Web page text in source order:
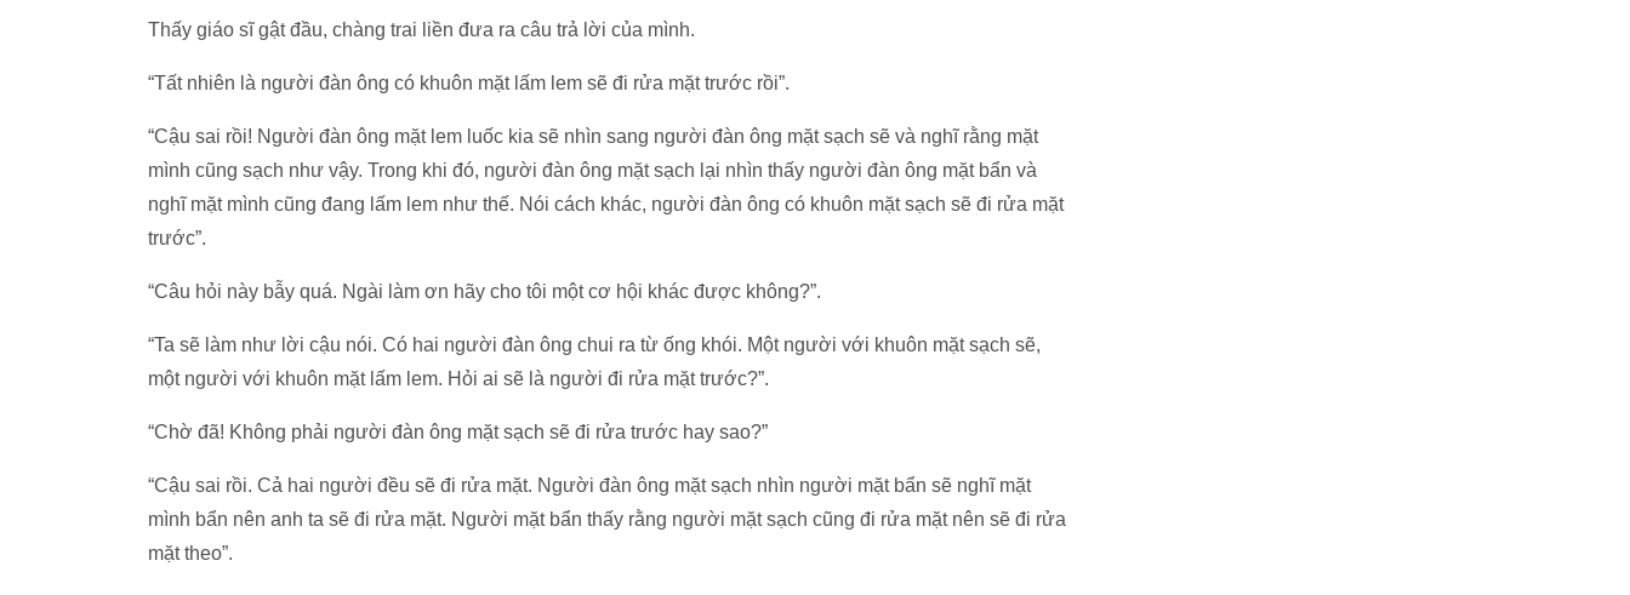
Thấy giáo sĩ gật đầu, chàng trai liền đưa ra câu trả lời của mình.
“Tất nhiên là người đàn ông có khuôn mặt lấm lem sẽ đi rửa mặt trước rồi”.
“Cậu sai rồi! Người đàn ông mặt lem luốc kia sẽ nhìn sang người đàn ông mặt sạch sẽ và nghĩ rằng mặt
mình cũng sạch như vậy. Trong khi đó, người đàn ông mặt sạch lại nhìn thấy người đàn ông mặt bẩn và
nghĩ mặt mình cũng đang lấm lem như thế. Nói cách khác, người đàn ông có khuôn mặt sạch sẽ đi rửa mặt
trước”.
“Câu hỏi này bẫy quá. Ngài làm ơn hãy cho tôi một cơ hội khác được không?”.
“Ta sẽ làm như lời cậu nói. Có hai người đàn ông chui ra từ ống khói. Một người với khuôn mặt sạch sẽ,
một người với khuôn mặt lấm lem. Hỏi ai sẽ là người đi rửa mặt trước?”.
“Chờ đã! Không phải người đàn ông mặt sạch sẽ đi rửa trước hay sao?”
“Cậu sai rồi. Cả hai người đều sẽ đi rửa mặt. Người đàn ông mặt sạch nhìn người mặt bẩn sẽ nghĩ mặt
mình bẩn nên anh ta sẽ đi rửa mặt. Người mặt bẩn thấy rằng người mặt sạch cũng đi rửa mặt nên sẽ đi rửa
mặt theo”.